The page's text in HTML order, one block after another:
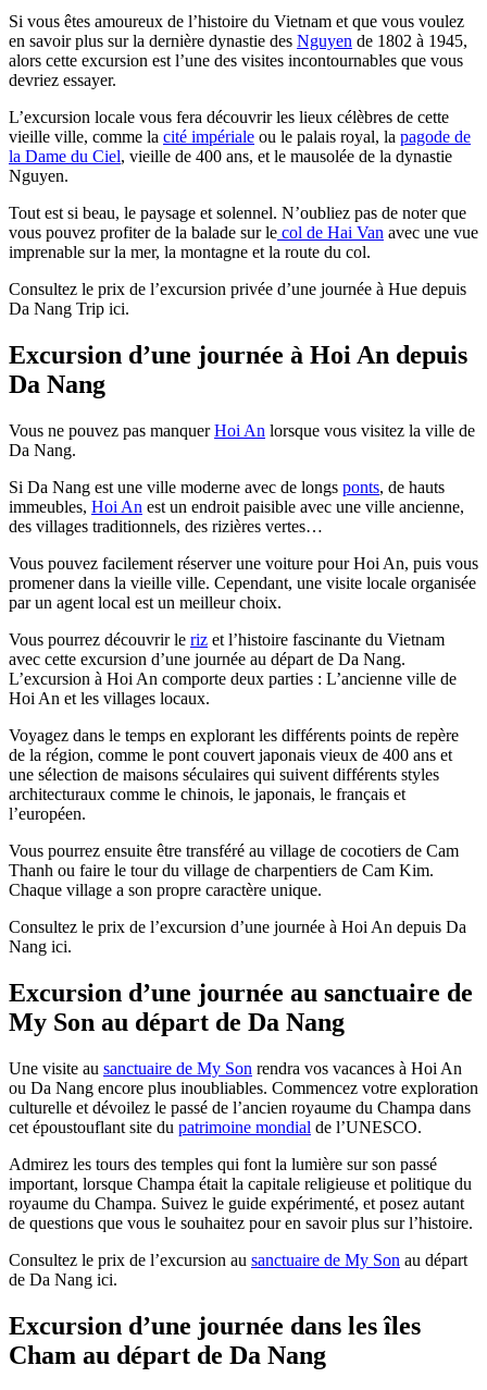
Si vous êtes amoureux de l’histoire du Vietnam et que vous voulez
en savoir plus sur la dernière dynastie des Nguyen de 1802 à 1945,
alors cette excursion est l’une des visites incontournables que vous
devriez essayer.
L’excursion locale vous fera découvrir les lieux célèbres de cette
vieille ville, comme la cité impériale ou le palais royal, la pagode de
la Dame du Ciel, vieille de 400 ans, et le mausolée de la dynastie
Nguyen.
Tout est si beau, le paysage et solennel. N’oubliez pas de noter que
vous pouvez profiter de la balade sur le col de Hai Van avec une vue
imprenable sur la mer, la montagne et la route du col.
Consultez le prix de l’excursion privée d’une journée à Hue depuis
Da Nang Trip ici.
Excursion d’une journée à Hoi An depuis
Da Nang
Vous ne pouvez pas manquerHoi An lorsque vous visitez la ville de
Da Nang.
Si Da Nang est une ville moderne avec de longs ponts, de hauts
immeubles, Hoi An est un endroit paisible avec une ville ancienne,
des villages traditionnels, des rizières vertes…
Vous pouvez facilement réserver une voiture pour Hoi An, puis vous
promener dans la vieille ville. Cependant, une visite locale organisée
par un agent local est un meilleur choix.
Vous pourrez découvrir le riz et l’histoire fascinante du Vietnam
avec cette excursion d’une journée au départ de Da Nang.
L’excursion à Hoi An comporte deux parties : L’ancienne ville de
Hoi An et les villages locaux.
Voyagez dans le temps en explorant les différents points de repère
de la région, comme le pont couvert japonais vieux de 400 ans et
une sélection de maisons séculaires qui suivent différents styles
architecturaux comme le chinois, le japonais, le français et
l’européen.
Vous pourrez ensuite être transféré au village de cocotiers de Cam
Thanh ou faire le tour du village de charpentiers de Cam Kim.
Chaque village a son propre caractère unique.
Consultez le prix de l’excursion d’une journée à Hoi An depuis Da
Nang ici.
Excursion d’une journée au sanctuaire de
My Son au départ de Da Nang
Une visite au sanctuaire de My Son rendra vos vacances à Hoi An
ou Da Nang encore plus inoubliables. Commencez votre exploration
culturelle et dévoilez le passé de l’ancien royaume du Champa dans
cet époustouflant site du patrimoine mondial de l’UNESCO.
Admirez les tours des temples qui font la lumière sur son passé
important, lorsque Champa était la capitale religieuse et politique du
royaume du Champa. Suivez le guide expérimenté, et posez autant
de questions que vous le souhaitez pour en savoir plus sur l’histoire.
Consultez le prix de l’excursion au sanctuaire de My Son au départ
de Da Nang ici.
Excursion d’une journée dans les îles
Cham au départ de Da Nang